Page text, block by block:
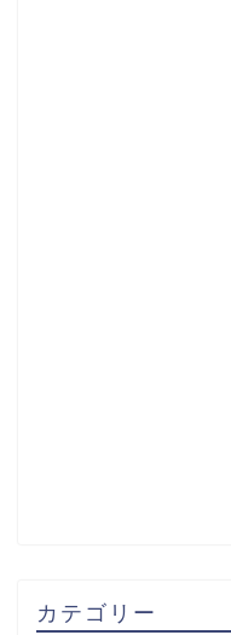
カテゴリー